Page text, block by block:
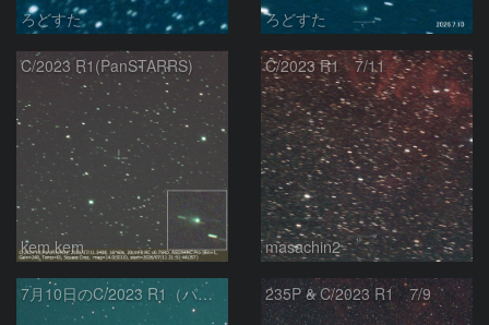
ろどすた ろどすた
C/2023 R1(PanSTARRS)
kem.kem
C/2023 R1 7/11
masachin2
7月10日のC/2023 R1（パンスターズ彗星） 235P & C/2023 R1 7/9